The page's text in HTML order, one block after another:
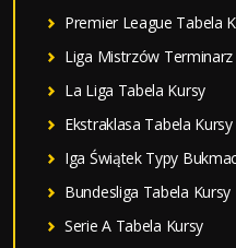
Premier League Tabela
Liga Mistrzów Terminarz
La Liga Tabela Kursy
Ekstraklasa Tabela
Iga Świątek Typy
Bundesliga Tabela Kursy
Serie A Tabela Kursy